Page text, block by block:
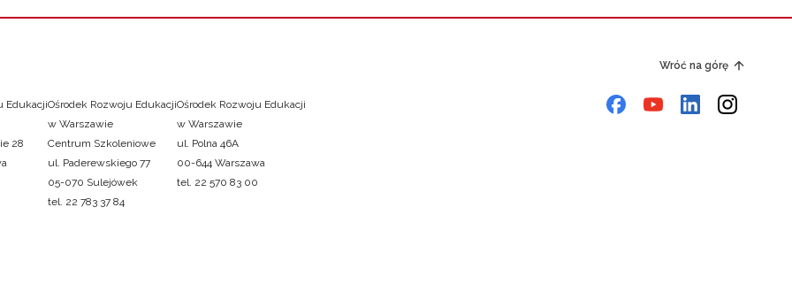
Wróć na górę
Edukacji
28
Ośrodek Rozwoju Edukacji
w Warszawie
Centrum Szkoleniowe
ul. Paderewskiego 77
05-070 Sulejówek
tel. 22 783 37 84
Ośrodek Rozwoju Edukacji
w Warszawie
ul. Polna 46A
00-644 Warszawa
tel. 22 570 83 00